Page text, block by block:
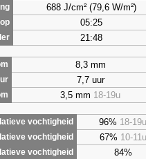
688 J/cm² (79,6 W/m²)
05:25
21:48
8,3 mm
7,7 uur
3,5 mm 18-19u
vochtigheid 96% 18-19u
vochtigheid 67% 10-11u
vochtigheid 84%